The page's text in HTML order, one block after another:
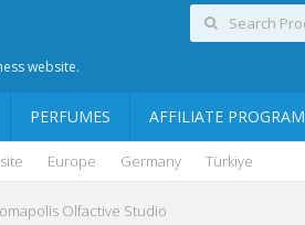
website.
PERFUMES AFFILIATE PROGRAM
Europe Germany Türkiye
Olfactive Studio